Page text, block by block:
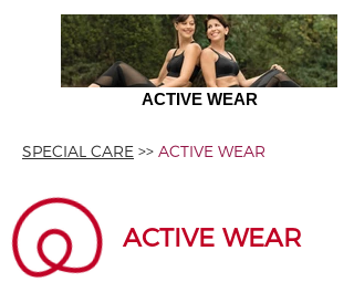
ACTIVE WEAR
SPECIAL CARE >> ACTIVE WEAR
ACTIVE WEAR